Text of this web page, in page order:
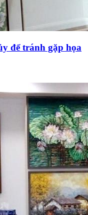
để tránh gặp họa